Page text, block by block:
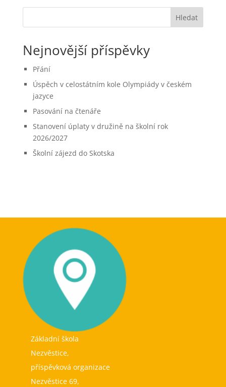
Hledat
Nejnovější příspěvky
Přání
Úspěch v celostátním kole Olympiády v českém
jazyce
Pasování na čtenáře
Stanovení úplaty v družině na školní rok
2026/2027
Školní zájezd do Skotska
Základní škola
Nezvěstice,
příspěvková organizace
Nezvěstice 69,